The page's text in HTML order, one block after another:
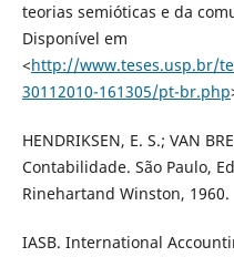
teorias semióticas e da
Disponível em
<http://www.teses.usp.br/
30112010-161305/pt-br.php
HENDRIKSEN, E. S.; VAN
Contabilidade. São Paulo,
Rinehartand Winston, 1960.
IASB. International